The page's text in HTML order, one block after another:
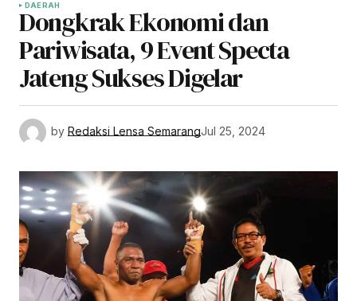
DAERAH
Dongkrak Ekonomi dan
Pariwisata, 9 Event Specta
Jateng Sukses Digelar
by Redaksi Lensa SemarangJul 25, 2024